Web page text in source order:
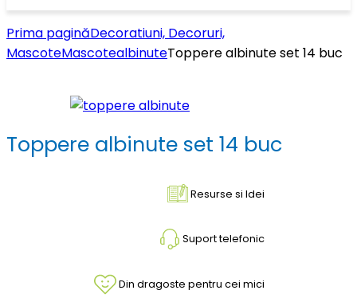
Prima paginăDecoratiuni, Decoruri,
MascoteMascotealbinuteToppere albinute set 14 buc
Toppere albinute set 14 buc
Resurse si Idei
Suport telefonic
Din dragoste pentru cei mici